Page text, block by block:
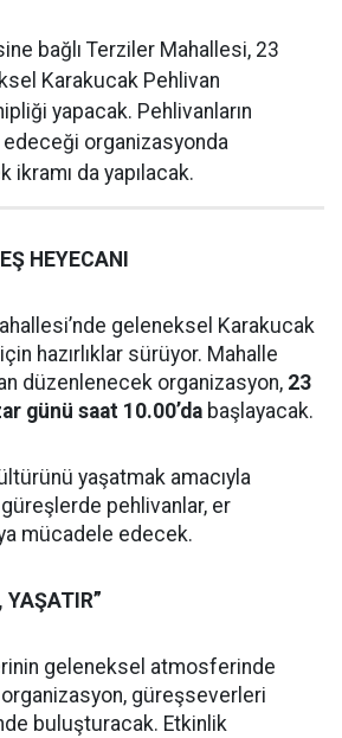
bağlı Terziler Mahallesi, 23
Karakucak Pehlivan
yapacak. Pehlivanların
edeceği organizasyonda
ikramı da yapılacak.
HEYECANI
geleneksel Karakucak
hazırlıklar sürüyor. Mahalle
düzenlenecek organizasyon, 23
günü saat 10.00’da başlayacak.
yaşatmak amacıyla
pehlivanlar, er
mücadele edecek.
YAŞATIR”
geleneksel atmosferinde
güreşseverleri
buluşturacak. Etkinlik